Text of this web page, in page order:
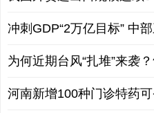
冲刺GDP“2万亿目标” 中
为何近期台风“扎堆”来袭
河南新增100种门诊特药